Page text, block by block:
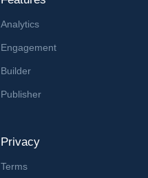
Analytics
Engagement
Builder
Publisher
Privacy
Terms